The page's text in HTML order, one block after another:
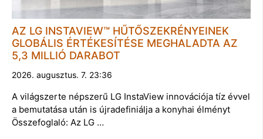
AZ LG INSTAVIEW™ HŰTŐSZEKRÉNYEINEK
GLOBÁLIS ÉRTÉKESÍTÉSE MEGHALADTA AZ
5,3 MILLIÓ DARABOT
2026. augusztus. 7. 23:36
A világszerte népszerű LG InstaView innovációja tíz évvel
a bemutatása után is újradefiniálja a konyhai élményt
Összefoglaló: Az LG …